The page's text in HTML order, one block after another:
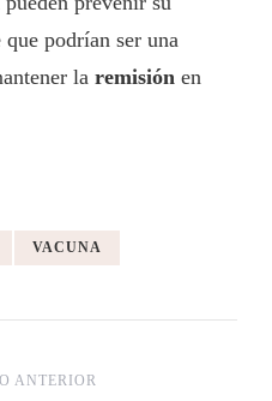
podrían ser una
la remisión en
VACUNA
ANTERIOR